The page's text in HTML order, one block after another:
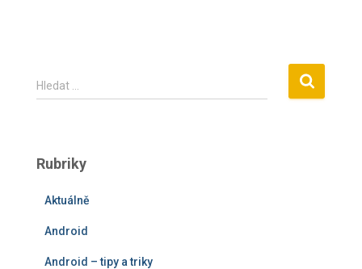
V
y
d
Hledat …
Rubriky
Aktuálně
Android
Android – tipy a triky